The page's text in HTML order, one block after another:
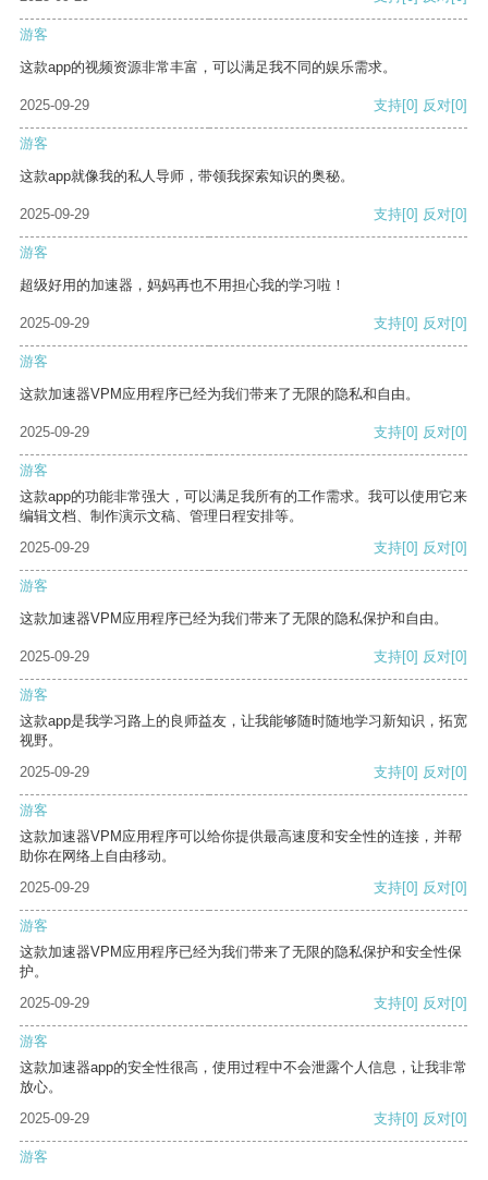
游客
这款app的视频资源非常丰富，可以满足我不同的娱乐需求。
2025-09-29 支持[0] 反对[0]
游客
这款app就像我的私人导师，带领我探索知识的奥秘。
2025-09-29 支持[0] 反对[0]
游客
超级好用的加速器，妈妈再也不用担心我的学习啦！
2025-09-29 支持[0] 反对[0]
游客
这款加速器VPM应用程序已经为我们带来了无限的隐私和自由。
2025-09-29 支持[0] 反对[0]
游客
这款app的功能非常强大，可以满足我所有的工作需求。我可以使用它来
编辑文档、制作演示文稿、管理日程安排等。
2025-09-29
支持[0] 反对[0]
游客
这款加速器VPM应用程序已经为我们带来了无限的隐私保护和自由。
2025-09-29 支持[0] 反对[0]
游客
这款app是我学习路上的良师益友，让我能够随时随地学习新知识，拓宽
视野。
2025-09-29
支持[0] 反对[0]
游客
这款加速器VPM应用程序可以给你提供最高速度和安全性的连接，并帮
助你在网络上自由移动。
2025-09-29
支持[0] 反对[0]
游客
这款加速器VPM应用程序已经为我们带来了无限的隐私保护和安全性保
护。
2025-09-29
支持[0] 反对[0]
游客
这款加速器app的安全性很高，使用过程中不会泄露个人信息，让我非常
放心。
2025-09-29
支持[0] 反对[0]
游客